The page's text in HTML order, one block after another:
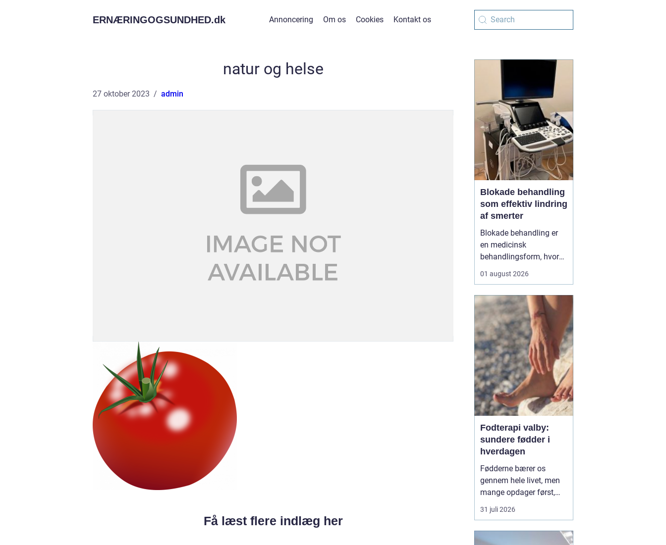
ERNÆRINGOGSUNDHED.dk Annoncering Om os Cookies Kontakt os
natur og helse
27 oktober 2023 admin
Få læst flere indlæg her
Blokade behandling
som effektiv lindring
af smerter
Blokade behandling er
en medicinsk
behandlingsform, hvor
målrettet indsprøjtning
eventuelt
binyrebarkhormon tæt
på en nerve eller i et led
for at dæmpe smerter og
inflammation.
Behandlingen bliver ofte
brugt v...
01 august 2026
Fodterapi valby:
sundere fødder i
hverdagen
Fødderne bærer os
gennem hele livet, men
mange opdager først,
hvor vigtige de er, når
smerter, hård hud eller
opstår. Professionel
31 juli 2026